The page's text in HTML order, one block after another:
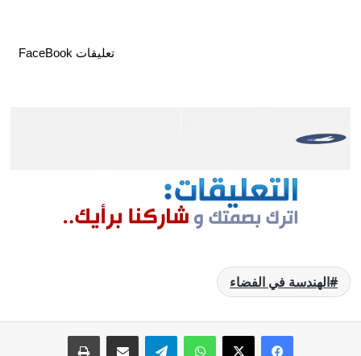
تعليقات FaceBook
الهندسة في الفضاء
فيسبوك
‫X واتسابتيلقراممشاركة عبر البريد طباعة